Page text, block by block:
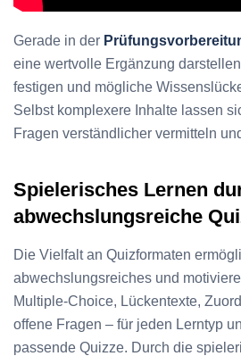
Gerade in der
eine wertvolle Ergänzung
festigen und mögliche
Selbst komplexere Inhalte lassen
Fragen verständlicher vermitteln
Spielerisches Lernen
abwechslungsreiche
Die Vielfalt an Quizformaten
abwechslungsreiches und
Multiple-Choice, Lückentexte,
offene Fragen – für jeden Lerntyp
passende Quizze. Durch die